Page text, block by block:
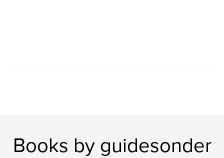
Books by guidesonder